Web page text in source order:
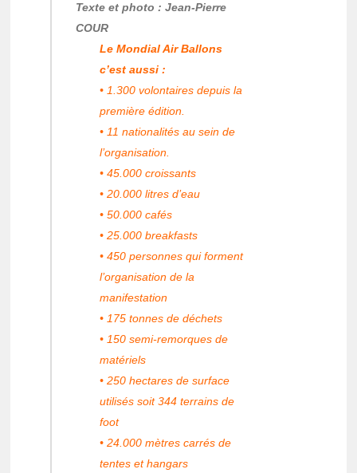
Texte et photo : Jean-Pierre
COUR
Le Mondial Air Ballons
c’est aussi :
• 1.300 volontaires depuis la
première édition.
• 11 nationalités au sein de
l’organisation.
• 45.000 croissants
• 20.000 litres d’eau
• 50.000 cafés
• 25.000 breakfasts
• 450 personnes qui forment
l’organisation de la
manifestation
• 175 tonnes de déchets
• 150 semi-remorques de
matériels
• 250 hectares de surface
utilisés soit 344 terrains de
foot
• 24.000 mètres carrés de
tentes et hangars